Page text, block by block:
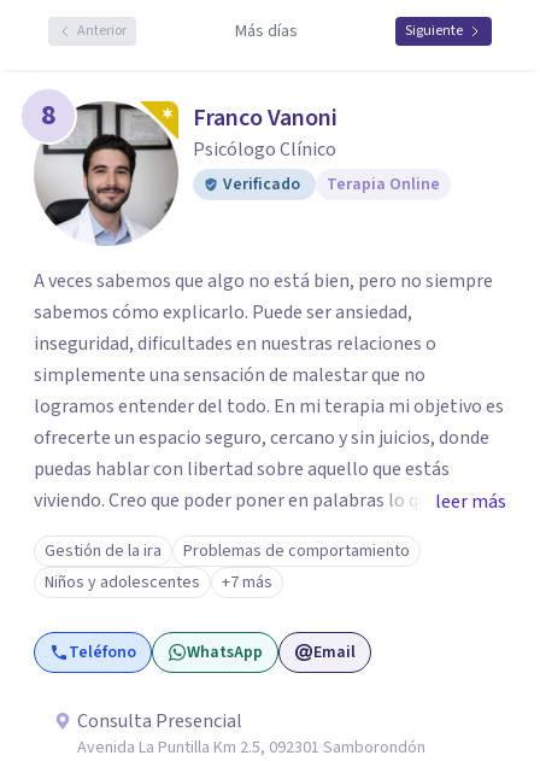
Anterior Más días Siguiente
8 Franco Vanoni
Psicólogo Clínico
Verificado Terapia Online
A veces sabemos que algo no está bien, pero no siempre
sabemos cómo explicarlo. Puede ser ansiedad,
inseguridad, dificultades en nuestras relaciones o
simplemente una sensación de malestar que no
logramos entender del todo. En mi terapia mi objetivo es
ofrecerte un espacio seguro, cercano y sin juicios, donde
puedas hablar con libertad sobre aquello que estás
viviendo. Creo que poder poner en palabras lo que
sentimos puede ser un primer paso para empezar a
comprenderlo y trabajarlo desde un lugar donde cada
persona se pueda sentir cómoda y yendo a su propio
ritmo. Si estás atravesando un momento difícil o
simplemente sientes que necesitas entender mejor lo
respetando tu historia y tu propio ritmo.
leer más
Gestión de la ira
Problemas de comportamiento
Niños y adolescentes
+7 más
Teléfono WhatsApp Email
Consulta Presencial
Avenida La Puntilla Km 2.5, 092301 Samborondón